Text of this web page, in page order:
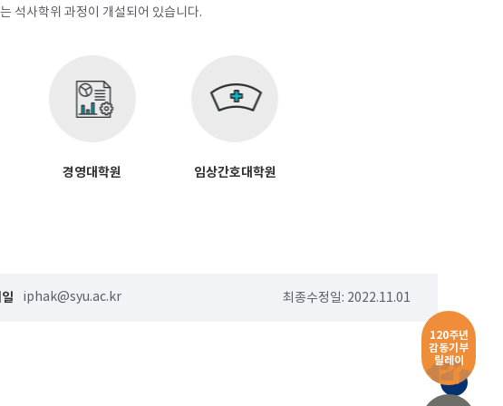
120주년
감동기부
릴레이
석사학위 과정이 개설되어 있습니다.
경영대학원 임상간호대학원
iphak@syu.ac.kr 최종수정일: 2022.11.01